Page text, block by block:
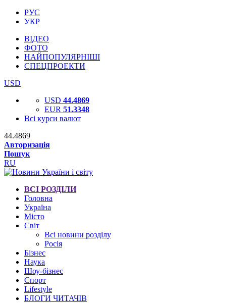
РУС
УКР
ВІДЕО
ФОТО
НАЙПОПУЛЯРНІШІ
СПЕЦПРОЕКТИ
USD
USD 44.4869
EUR 51.3348
Всі курси валют
44.4869
Авторизація
Пошук
RU
ВСІ РОЗДІЛИ
Головна
Україна
Місто
Світ
Всі новини розділу
Росія
Бізнес
Наука
Шоу-бізнес
Спорт
Lifestyle
БЛОГИ ЧИТАЧІВ